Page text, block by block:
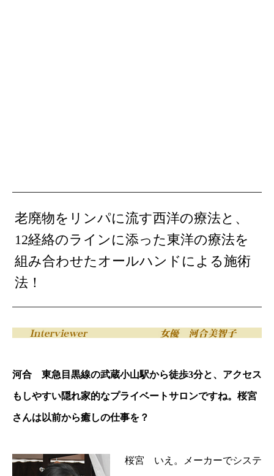
老廃物をリンパに流す西洋の療法と、
12経絡のラインに添った東洋の療法を
組み合わせたオールハンドによる施術
法！
河合 東急目黒線の武蔵小山駅から徒歩3分と、アクセス
もしやすい隠れ家的なプライベートサロンですね。桜宮
さんは以前から癒しの仕事を？
桜宮 いえ。メーカーでシステ